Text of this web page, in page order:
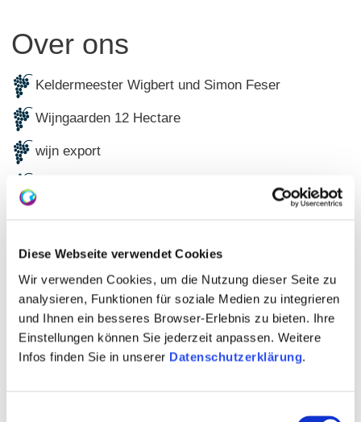
Diese Webseite verwendet Cookies
Wir verwenden Cookies, um die Nutzung dieser Seite zu
analysieren, Funktionen für soziale Medien zu integrieren
und Ihnen ein besseres Browser-Erlebnis zu bieten. Ihre
Einstellungen können Sie jederzeit anpassen. Weitere
Infos finden Sie in unserer Datenschutzerklärung.
Over ons
Keldermeester Wigbert und Simon Feser
Wijngaarden 12 Hectare
wijn export
wijn seminars
Online wijnproeverijen
Wijnstoksponsoring
Delicatessenideeën gemaakt van wijn